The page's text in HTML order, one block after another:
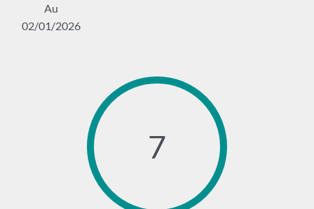
Au
02/01/2026
7